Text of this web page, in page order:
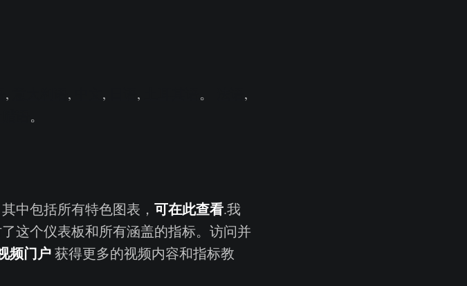
, , , , 。
,
。
中包括所有特色图表， 可在此查看.我
这个仪表板和所有涵盖的指标。访问并
频门户获得更多的视频内容和指标教